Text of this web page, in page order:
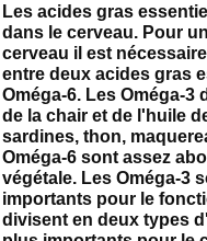
Les acides gras
dans le cerveau. Pour
cerveau il est
entre deux acides gras
Oméga-6. Les Oméga-
de la chair et de l'huile
sardines, thon,
Oméga-6 sont assez
végétale. Les Oméga-3
importants pour le
divisent en deux types